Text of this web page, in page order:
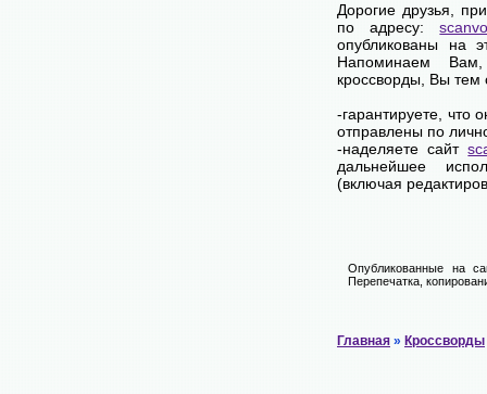
Дорогие друзья,
по адресу:
опубликованы на
Напоминаем
кроссворды, Вы
-гарантируете, что
отправлены по
-наделяете сайт
дальнейшее
(включая
Опубликованные на
Перепечатка,
Главная » Кроссворды